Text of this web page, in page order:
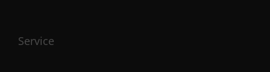
Service